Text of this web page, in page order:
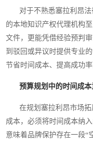
对于不熟悉塞拉利昂法
的本地知识产权代理机构
文件，更能凭借经验预判
到驳回或异议时提供专业
节省时间成本、提高成功率
预算规划中的时间成本
在规划塞拉利昂市场拓
成本，必须将时间成本纳
意味着品牌保护存在一段“